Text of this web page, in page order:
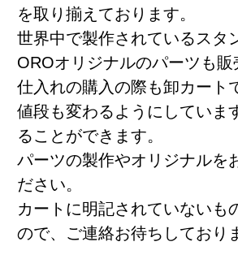
を取り揃えております。
世界中で製作されているスタ
OROオリジナルのパーツも販
仕入れの購入の際も卸カート
値段も変わるようにしていま
ることができます。
パーツの製作やオリジナルを
ださい。
カートに明記されていないも
ので、ご連絡お待ちしており